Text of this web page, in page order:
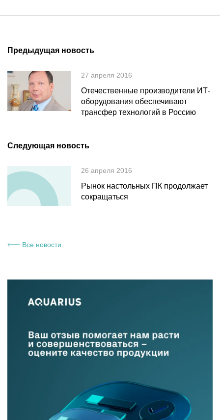
Предыдущая новость
27 апреля 2016
Отечественные производители ИТ-
оборудования обеспечивают
трансфер технологий в Россию
Следующая новость
26 апреля 2016
Рынок настольных ПК продолжает
сокращаться
Все новости